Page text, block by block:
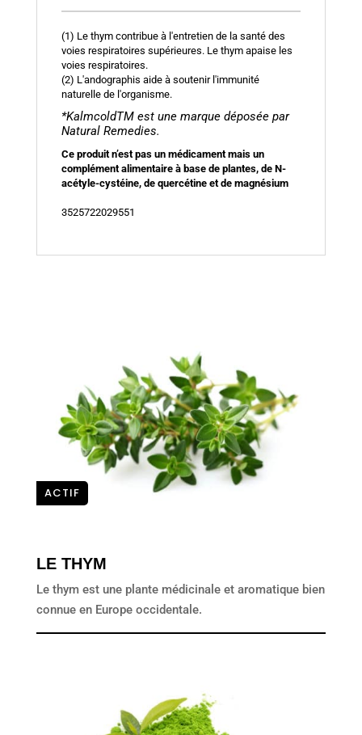
(1) Le thym contribue à l'entretien de la santé des
voies respiratoires supérieures. Le thym apaise les
voies respiratoires.
(2) L'andographis aide à soutenir l'immunité
naturelle de l'organisme.
*KalmcoldTM est une marque déposée par
Natural Remedies.
Ce produit n’est pas un médicament mais un
complément alimentaire à base de plantes, de N-
acétyle-cystéine, de quercétine et de magnésium
3525722029551
ACTIF
LE THYM
Le thym est une plante médicinale et aromatique bien
connue en Europe occidentale.